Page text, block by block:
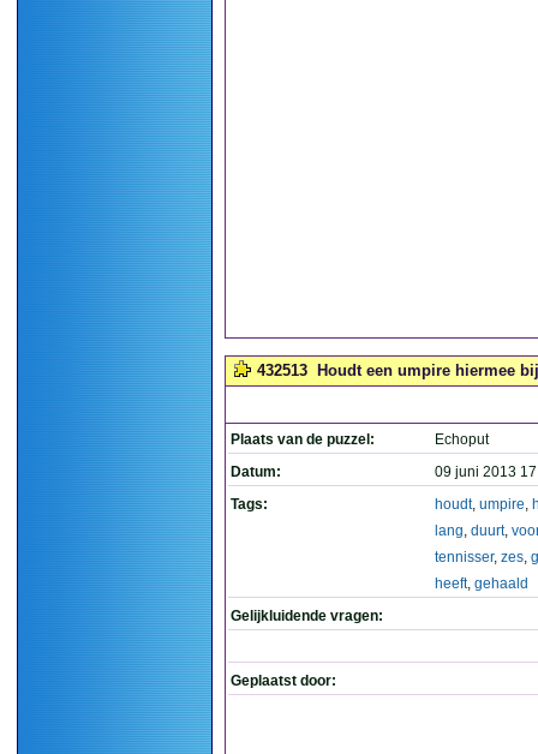
432513 Houdt een umpire hiermee
Plaats van de puzzel:
Echoput
Datum:
09 juni 2013
Tags:
houdt, umpire,
lang, duurt,
tennisser, zes,
heeft, gehaald
Gelijkluidende vragen:
Geplaatst door: